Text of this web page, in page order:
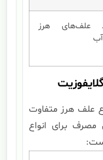
علف‌های هرز
علف هرز متفاوت
برای انواع